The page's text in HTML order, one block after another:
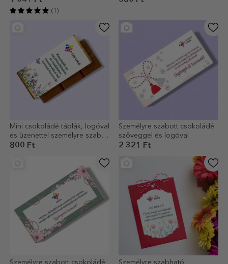
(1)
Mini csokoládé táblák, logóval
és üzenettel személyre szabva
– Virágos
800 Ft
Személyre szabott csokoládé
szöveggel és logóval
2 321 Ft
Személyre szabott csokoládé
Személyre szabható,